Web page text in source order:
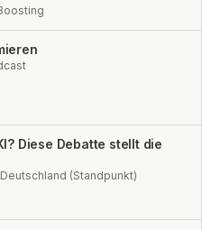
Diese Debatte stellt die
(Standpunkt)